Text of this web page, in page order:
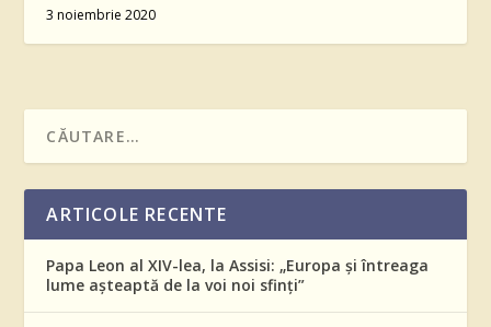
3 noiembrie 2020
ARTICOLE RECENTE
Papa Leon al XIV-lea, la Assisi: „Europa și întreaga
lume așteaptă de la voi noi sfinți”